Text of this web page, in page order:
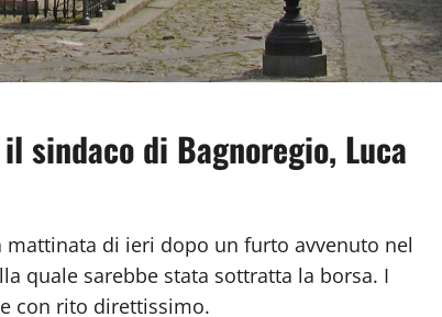
sindaco di Bagnoregio, Luca
di ieri dopo un furto avvenuto nel
quale sarebbe stata sottratta la borsa. I
con rito direttissimo.